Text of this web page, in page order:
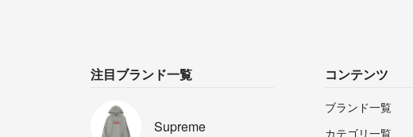
注目ブランド一覧
Supreme
コンテンツ
ブランド一覧
カテゴリ一覧